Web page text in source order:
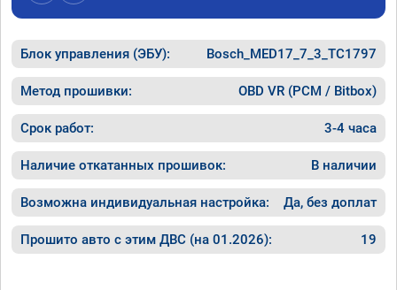
Блок управления (ЭБУ): Bosch_MED17_7_3_TC1797
Метод прошивки: OBD VR (PCM / Bitbox)
Срок работ: 3-4 часа
Наличие откатанных прошивок: В наличии
Возможна индивидуальная настройка: Да, без доплат
Прошито авто с этим ДВС (на 01.2026): 19